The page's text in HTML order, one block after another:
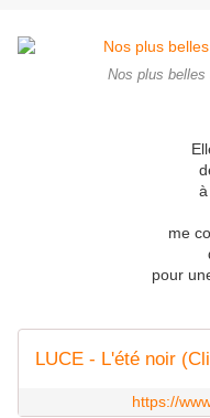
Nos plus belles
à
me
pour
LUCE - L'été noir
https://